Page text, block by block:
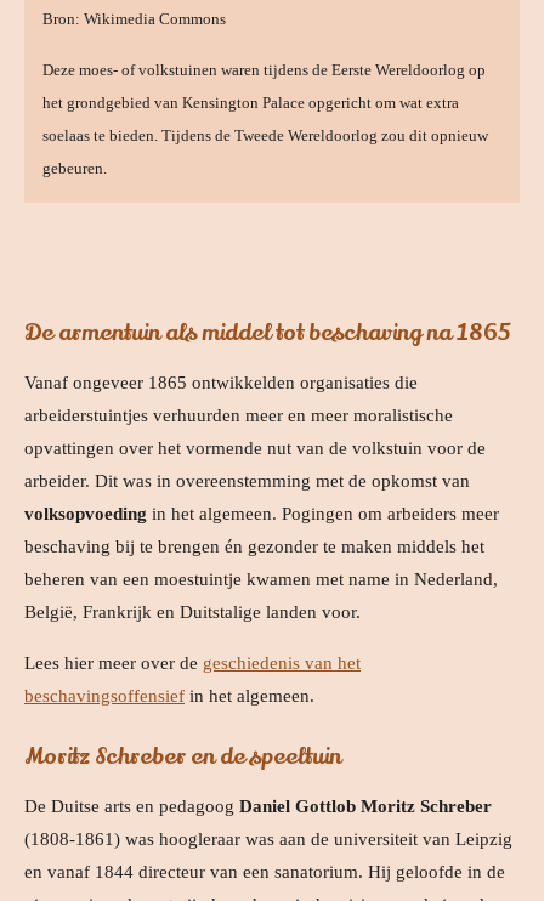
Bron: Wikimedia Commons
Deze moes- of volkstuinen waren tijdens de Eerste Wereldoorlog op
het grondgebied van Kensington Palace opgericht om wat extra
soelaas te bieden. Tijdens de Tweede Wereldoorlog zou dit opnieuw
gebeuren.
De armentuin als middel tot beschaving na 1865
Vanaf ongeveer 1865 ontwikkelden organisaties die
arbeiderstuintjes verhuurden meer en meer moralistische
opvattingen over het vormende nut van de volkstuin voor de
arbeider. Dit was in overeenstemming met de opkomst van
volksopvoeding in het algemeen. Pogingen om arbeiders meer
beschaving bij te brengen én gezonder te maken middels het
beheren van een moestuintje kwamen met name in Nederland,
België, Frankrijk en Duitstalige landen voor.
Lees hier meer over de geschiedenis van het
beschavingsoffensief in het algemeen.
Moritz Schreber en de speeltuin
De Duitse arts en pedagoog Daniel Gottlob Moritz Schreber
(1808-1861) was hoogleraar was aan de universiteit van Leipzig
en vanaf 1844 directeur van een sanatorium. Hij geloofde in de